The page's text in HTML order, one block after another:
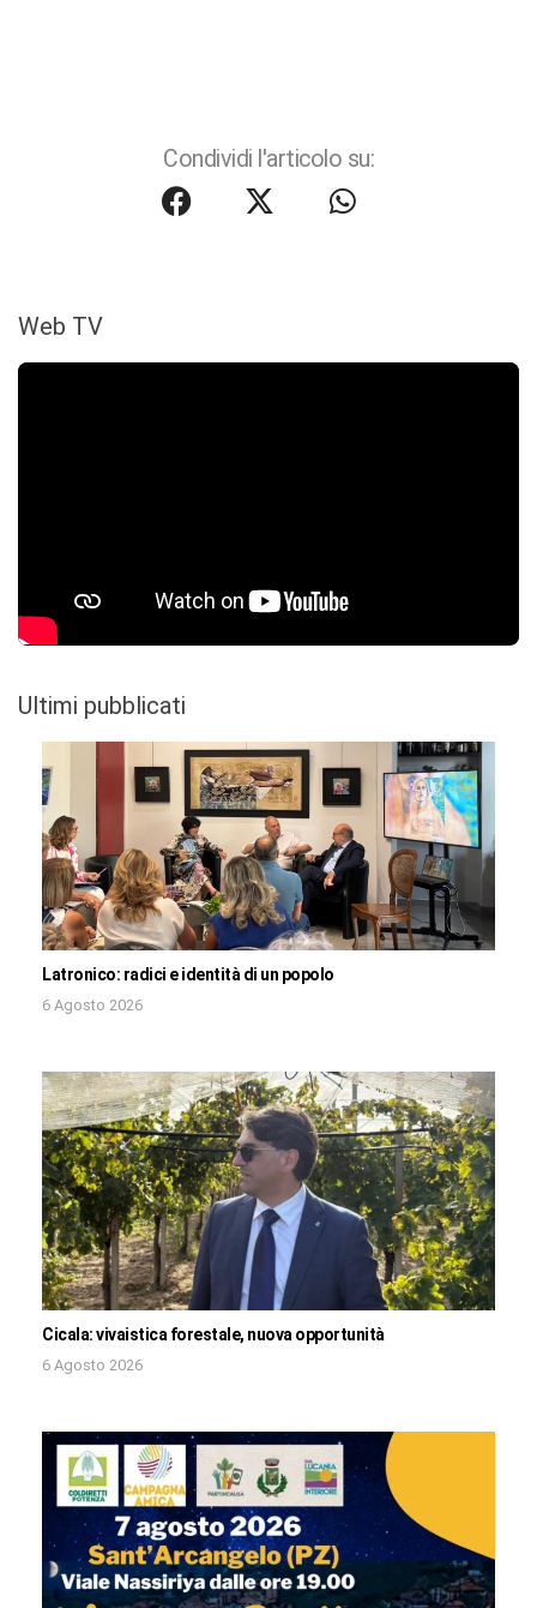
Condividi l'articolo su:
Web TV
Ultimi pubblicati
Latronico: radici e identità di un popolo
6 Agosto 2026
Cicala: vivaistica forestale, nuova opportunità
6 Agosto 2026